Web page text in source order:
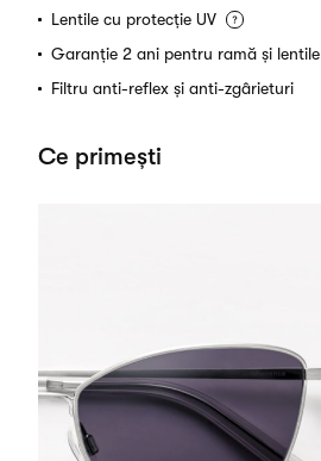
Lentile cu protecție UV
Garanție 2 ani pentru ramă și lentile
Filtru anti-reflex și anti-zgârieturi
Ce primești